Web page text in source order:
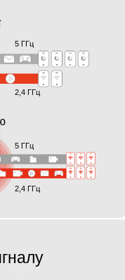
5 ГГц
2,4 ГГц
5 ГГц
2,4 ГГц